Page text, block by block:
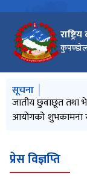
मुख्य नेभिगेसनमा जानुहोस्
सूचना
सूचनाको हक
प्रयोजनार्थ (२०८३
जातीय छुवाछूत तथा
आयोगको शुभकामना
सूचना प्रविधि
प्रेस विज्ञप्ति
उच्च शिक्षामा
अनुदान आयोगको
प्रेस विज्ञप्ति